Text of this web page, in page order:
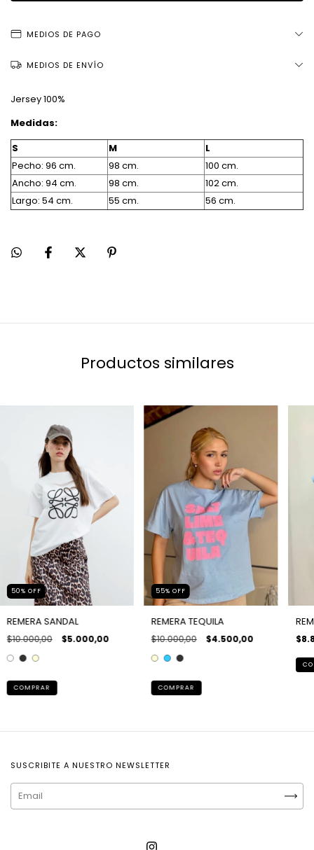
MEDIOS DE PAGO
MEDIOS DE ENVÍO
Jersey 100%
Medidas:
S
M
L
Pecho: 96 cm.
98 cm.
100 cm.
Ancho: 94 cm.
98 cm.
102 cm.
Largo: 54 cm.
55 cm. 56 cm.
Productos similares
50% OFF
REMERA SANDAL
$10.000,00 $5.000,00
COMPRAR
55% OFF
REMERA TEQUILA
$10.000,00 $4.500,00
COMPRAR
SUSCRIBITE A NUESTRO NEWSLETTER